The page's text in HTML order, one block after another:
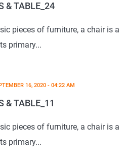
& TABLE_24
pieces of furniture, a chair is a
primary...
16, 2020 - 04:22 AM
& TABLE_11
pieces of furniture, a chair is a
primary...